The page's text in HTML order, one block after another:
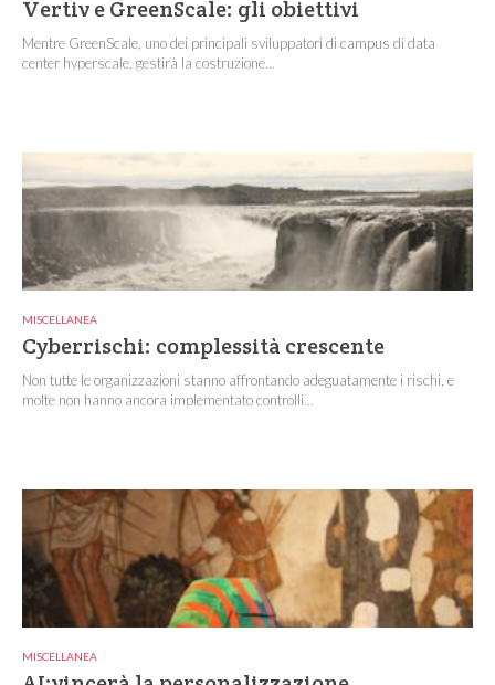
Vertiv e GreenScale: gli obiettivi
Mentre GreenScale, uno dei principali sviluppatori di campus di data
center hyperscale, gestirà la costruzione...
MISCELLANEA
Cyberrischi: complessità crescente
Non tutte le organizzazioni stanno affrontando adeguatamente i rischi, e
molte non hanno ancora implementato controlli...
MISCELLANEA